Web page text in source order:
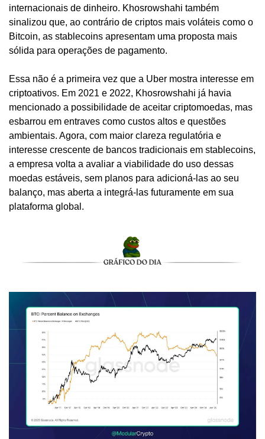
internacionais de dinheiro. Khosrowshahi também
sinalizou que, ao contrário de criptos mais voláteis como o
Bitcoin, as stablecoins apresentam uma proposta mais
sólida para operações de pagamento.
Essa não é a primeira vez que a Uber mostra interesse em
criptoativos. Em 2021 e 2022, Khosrowshahi já havia
mencionado a possibilidade de aceitar criptomoedas, mas
esbarrou em entraves como custos altos e questões
ambientais. Agora, com maior clareza regulatória e
interesse crescente de bancos tradicionais em stablecoins,
a empresa volta a avaliar a viabilidade do uso dessas
moedas estáveis, sem planos para adicioná-las ao seu
balanço, mas aberta a integrá-las futuramente em sua
plataforma global.